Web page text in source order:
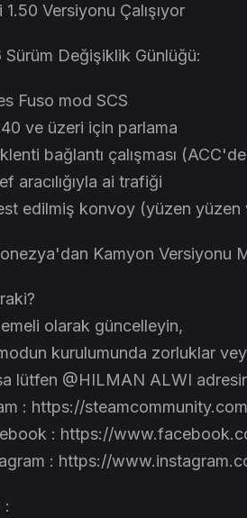
1.50 Versiyonu Çalışıyor
Sürüm Değişiklik Günlüğü:
Fuso mod SCS
ve üzeri için parlama
bağlantı çalışması
aracılığıyla ai trafiği
edilmiş konvoy (yüzen yüzen
Kamyon Versiyonu
olarak güncelleyin,
kurulumunda zorluklar
lütfen @HILMAN ALWI
: https://
: https://
: https://
: